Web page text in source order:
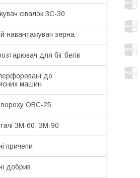
сівалок ЗС-30
навантажувач зерна
для біг бегів
до
машин
ОВС-25
ЗМ-60, ЗМ-90
причепи
добрив